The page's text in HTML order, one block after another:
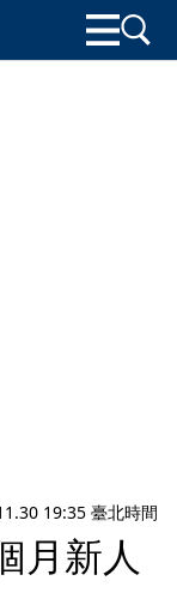
19:35 臺北時間
月新人